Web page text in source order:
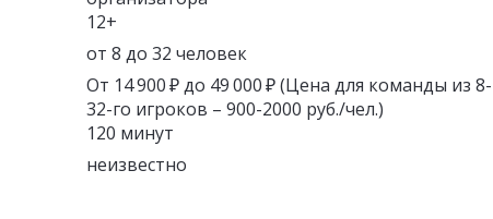
12+
от 8 до 32 человек
От 14 900 ₽ до 49 000 ₽ (Цена для команды из
32-го игроков – 900-2000 руб./чел.)
120 минут
неизвестно